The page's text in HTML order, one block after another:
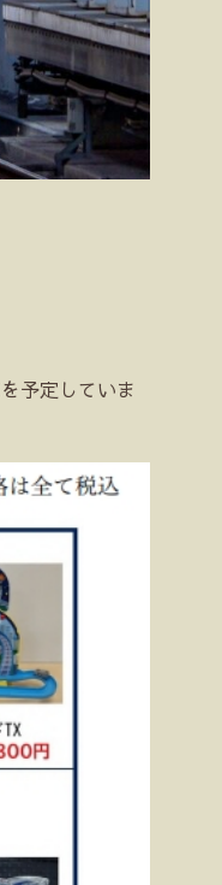
予定していま